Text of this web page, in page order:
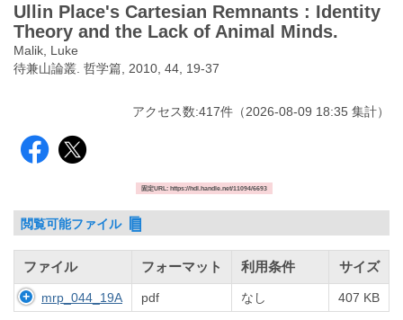
Ullin Place's Cartesian Remnants : Identity
Theory and the Lack of Animal Minds.
Malik, Luke
待兼山論叢. 哲学篇, 2010, 44, 19-37
アクセス数:417件 （2026-08-09 18:35 集計）
固定URL: https://hdl.handle.net/11094/6693
閲覧可能ファイル
ファイル フォーマット 利用条件 サイズ
mrp_044_19A pdf なし 407 KB